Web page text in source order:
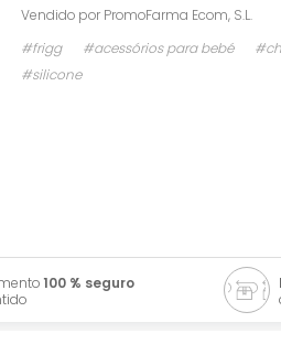
Vendido por PromoFarma Ecom, S.L.
#frigg
#acessórios para bebé
#silicone
100 % seguro